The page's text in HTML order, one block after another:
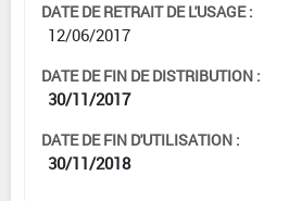
DATE DE RETRAIT DE L'USAGE :
12/06/2017
DATE DE FIN DE DISTRIBUTION :
30/11/2017
DATE DE FIN D'UTILISATION :
30/11/2018